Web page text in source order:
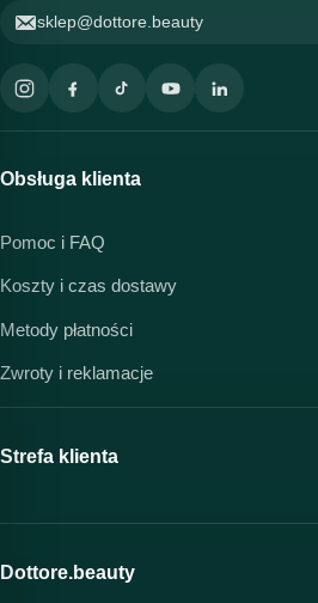
sklep@dottore.beauty
Obsługa klienta
Pomoc i FAQ
Koszty i czas dostawy
Metody płatności
Zwroty i reklamacje
Strefa klienta
Moje konto
Program lojalnościowy
Dottore.beauty